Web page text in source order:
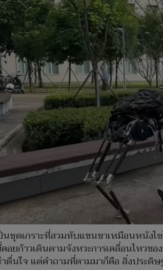
ป็นชุดเกราะที่สวมทับแขนขาเหมือนหนั
อยก้าวเดินตามจังหวะการเคลื่อนไหว
นใจ แต่คำถามที่ตามมาก็คือ สิ่งประดิษ